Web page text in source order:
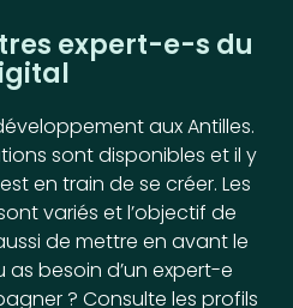
expert-e-s du
aux Antilles.
sont disponibles et il y
en train de se créer. Les
variés et l’objectif de
de mettre en avant le
besoin d’un expert-e
? Consulte les profils